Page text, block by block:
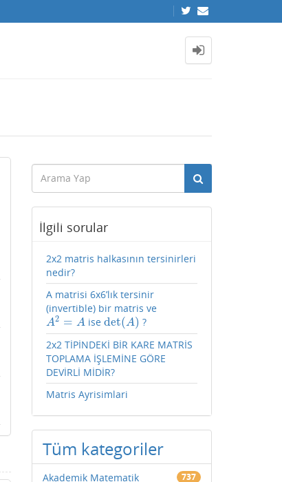
İlgili sorular
2x2 matris halkasının tersinirleri
nedir?
A matrisi 6x6’lık tersinir
(invertible) bir matris ve
A2 = A
A2= A ise det(A)
det(A)
?
2x2 TİPİNDEKİ BİR KARE MATRİS
TOPLAMA İŞLEMİNE GÖRE
DEVİRLİ MİDİR?
Matris Ayrisimlari
Tüm kategoriler
Akademik Matematik 737